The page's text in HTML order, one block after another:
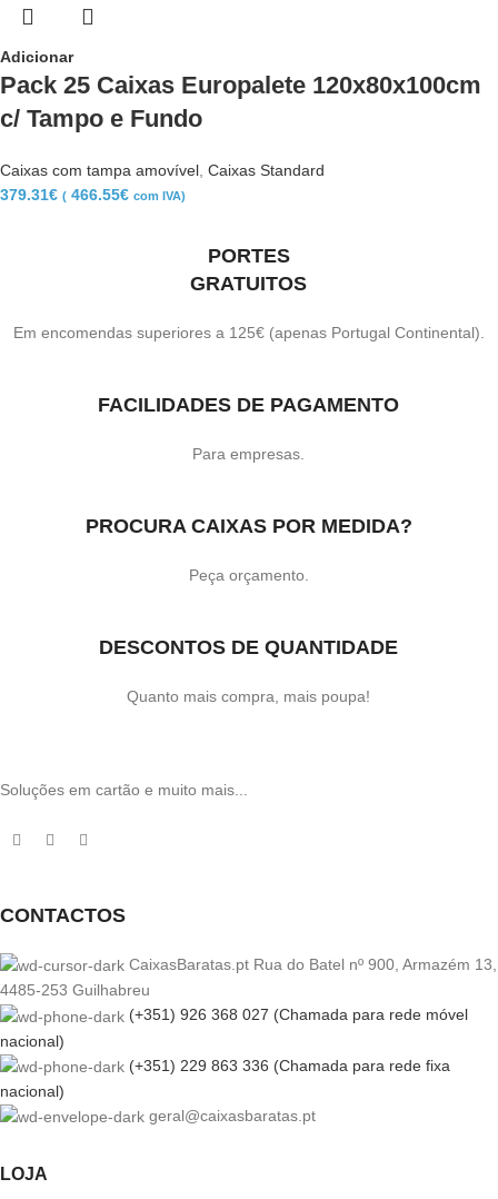
Adicionar
Pack 25 Caixas Europalete 120x80x100cm
c/ Tampo e Fundo
Caixas com tampa amovível Caixas Standard
379.31€ ( 466.55€ com IVA)
PORTES
GRATUITOS
Em encomendas superiores a 125€ (apenas Portugal Continental).
FACILIDADES DE PAGAMENTO
Para empresas.
PROCURA CAIXAS POR MEDIDA?
Peça orçamento.
DESCONTOS DE QUANTIDADE
Quanto mais compra, mais poupa!
Soluções em cartão e muito mais...
CONTACTOS
CaixasBaratas.pt Rua do Batel nº 900, Armazém 13,
4485-253 Guilhabreu
(+351) 926 368 027 (Chamada para rede móvel
nacional)
(+351) 229 863 336 (Chamada para rede fixa
nacional)
geral@caixasbaratas.pt
LOJA